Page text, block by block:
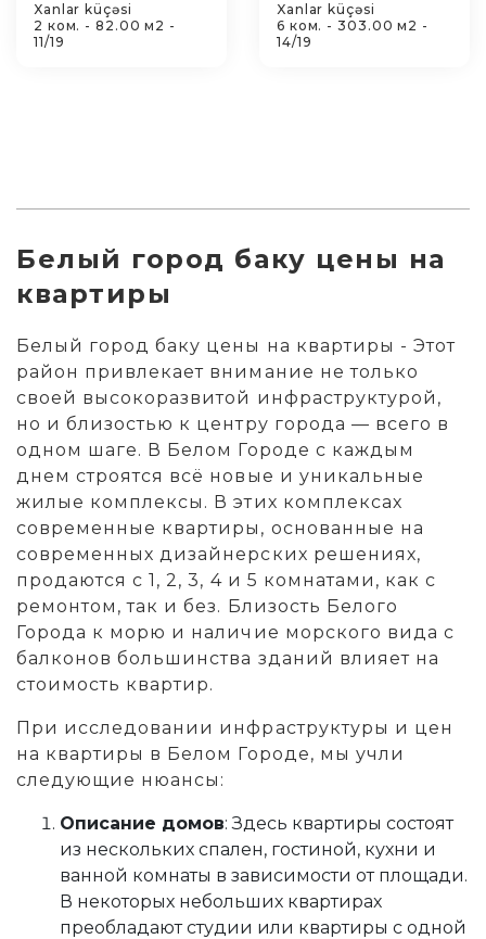
Xanlar küçəsi
2 ком. - 82.00 м2 -
11/19
Xanlar küçəsi
6 ком. - 303.00 м2 -
14/19
Белый город баку цены на
квартиры
Белый город баку цены на квартиры - Этот
район привлекает внимание не только
своей высокоразвитой инфраструктурой,
но и близостью к центру города — всего в
одном шаге. В Белом Городе с каждым
днем строятся всё новые и уникальные
жилые комплексы. В этих комплексах
современные квартиры, основанные на
современных дизайнерских решениях,
продаются с 1, 2, 3, 4 и 5 комнатами, как с
ремонтом, так и без. Близость Белого
Города к морю и наличие морского вида с
балконов большинства зданий влияет на
стоимость квартир.
При исследовании инфраструктуры и цен
на квартиры в Белом Городе, мы учли
следующие нюансы:
Описание домов: Здесь квартиры состоят
из нескольких спален, гостиной, кухни и
ванной комнаты в зависимости от площади.
В некоторых небольших квартирах
преобладают студии или квартиры с одной